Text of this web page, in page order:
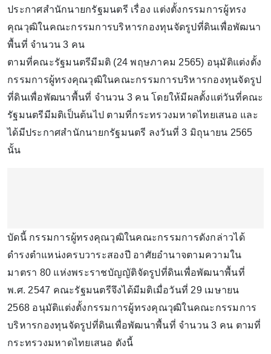
ประกาศสำนักนายกรัฐมนตรี เรื่อง แต่งตั้งกรรมการผู้ทรง
คุณวุฒิในคณะกรรมการบริหารกองทุนจัดรูปที่ดินเพื่อพัฒนา
พื้นที่ จำนวน 3 คน
ตามที่คณะรัฐมนตรีมีมติ (24 พฤษภาคม 2565) อนุมัติแต่งตั้ง
กรรมการผู้ทรงคุณวุฒิในคณะกรรมการบริหารกองทุนจัดรูป
ที่ดินเพื่อพัฒนาพื้นที่ จำนวน 3 คน โดยให้มีผลตั้งแต่วันที่คณะ
รัฐมนตรีมีมติเป็นต้นไป ตามที่กระทรวงมหาดไทยเสนอ และ
ได้มีประกาศสำนักนายกรัฐมนตรี ลงวันที่ 3 มิถุนายน 2565
นั้น
บัดนี้ กรรมการผู้ทรงคุณวุฒิในคณะกรรมการดังกล่าวได้
ดำรงตำแหน่งครบวาระสองปี อาศัยอำนาจตามความใน
มาตรา 80 แห่งพระราชบัญญัติจัดรูปที่ดินเพื่อพัฒนาพื้นที่
พ.ศ. 2547 คณะรัฐมนตรีจึงได้มีมติเมื่อวันที่ 29 เมษายน
2568 อนุมัติแต่งตั้งกรรมการผู้ทรงคุณวุฒิในคณะกรรมการ
บริหารกองทุนจัดรูปที่ดินเพื่อพัฒนาพื้นที่ จำนวน 3 คน ตามที่
กระทรวงมหาดไทยเสนอ ดังนี้